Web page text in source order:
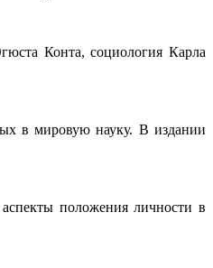
Конта, социология Карла
в мировую науку. В издании
положения личности в